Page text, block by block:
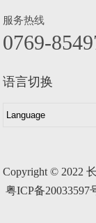
服务热线
0769-
语言切换
Copyright © 2022
粤ICP备20033597